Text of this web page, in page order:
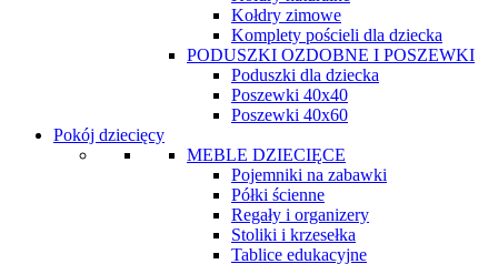
Kołdry zimowe
Komplety pościeli dla dziecka
PODUSZKI OZDOBNE I POSZEWKI
Poduszki dla dziecka
Poszewki 40x40
Poszewki 40x60
Pokój dziecięcy
MEBLE DZIECIĘCE
Pojemniki na zabawki
Półki ścienne
Regały i organizery
Stoliki i krzesełka
Tablice edukacyjne